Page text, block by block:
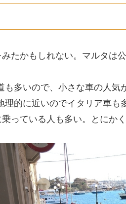
たかもしれない。マルタは
多いので、小さな車の人気
理的に近いのでイタリア車も
っている人も多い。とにか